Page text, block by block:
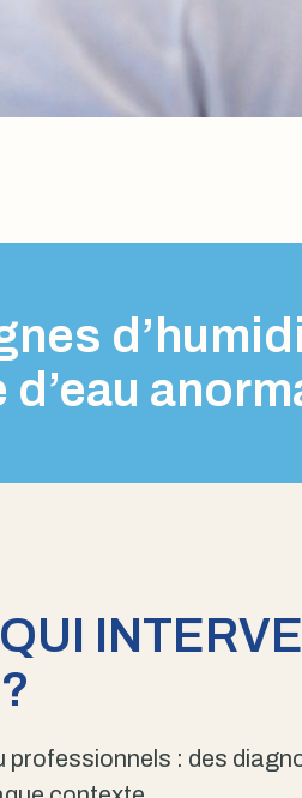
d’eau
professionnels : des